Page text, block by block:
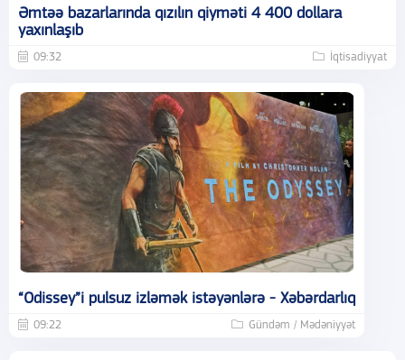
Əmtəə bazarlarında qızılın qiyməti 4 400 dollara
yaxınlaşıb
09:32 İqtisadiyyat
“Odissey”i pulsuz izləmək istəyənlərə - Xəbərdarlıq
09:22 Gündəm / Mədəniyyət